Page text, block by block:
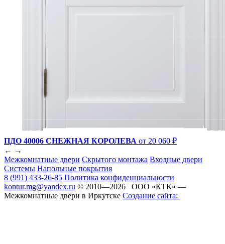
ПДО 40006 СНЕЖНАЯ КОРОЛЕВА от 20 060 ₽
← →
Межкомнатные двери Скрытого монтажа Входные двери
Системы Напольные покрытия
8 (991) 433-26-85 Политика конфиденциальности
kontur.mg@yandex.ru © 2010—2026 ООО «КТК» —
Межкомнатные двери в Иркутске Создание сайта: